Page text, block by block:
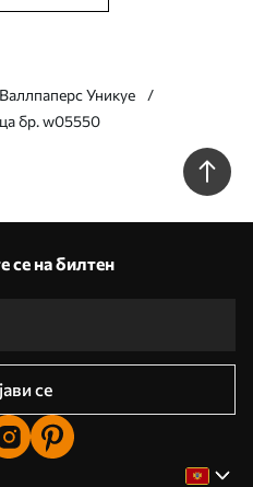
Валлпаперс Уникуе
бр. w05550
се на билтен
се